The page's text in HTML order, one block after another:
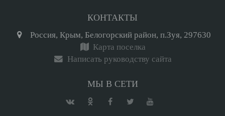
КОНТАКТЫ
Россия, Крым, Белогорский район, п.Зуя, 297630
Карта поселка
Написать руководству сайта
МЫ В СЕТИ